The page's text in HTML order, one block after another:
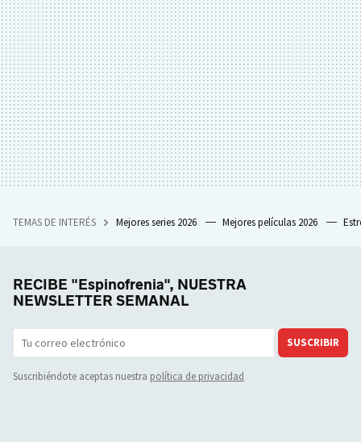
TEMAS DE INTERÉS Mejores series 2026 Mejores películas 2026
RECIBE "Espinofrenia", NUESTRA
NEWSLETTER SEMANAL
SUSCRIBIR
Suscribiéndote aceptas nuestra política de privacidad